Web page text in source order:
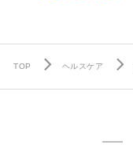
TOP ヘルスケア